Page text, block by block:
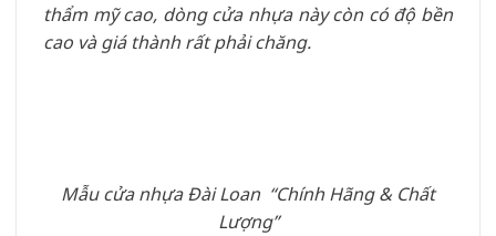
thẩm mỹ cao, dòng cửa nhựa này còn có độ bền
cao và giá thành rất phải chăng.
Mẫu cửa nhựa Đài Loan “Chính Hãng & Chất
Lượng”